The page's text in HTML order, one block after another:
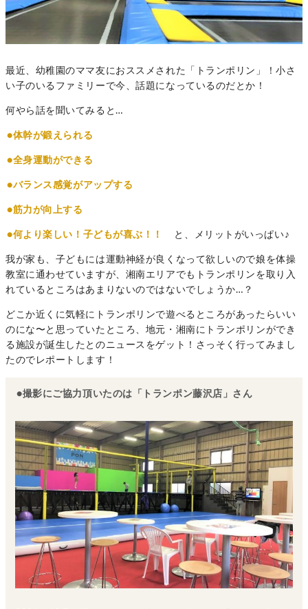
最近、幼稚園のママ友におススメされた「トランポリン」！小さ
い子のいるファミリーで今、話題になっているのだとか！
何やら話を聞いてみると…
●体幹が鍛えられる
●全身運動ができる
●バランス感覚がアップする
●筋力が向上する
●何より楽しい！子どもが喜ぶ！！ と、メリットがいっぱい♪
我が家も、子どもには運動神経が良くなって欲しいので娘を体操
教室に通わせていますが、湘南エリアでもトランポリンを取り入
れているところはあまりないのではないでしょうか…？
どこか近くに気軽にトランポリンで遊べるところがあったらいい
のにな〜と思っていたところ、地元・湘南にトランポリンができ
る施設が誕生したとのニュースをゲット！さっそく行ってみまし
たのでレポートします！
●撮影にご協力頂いたのは「トランポン藤沢店」さん